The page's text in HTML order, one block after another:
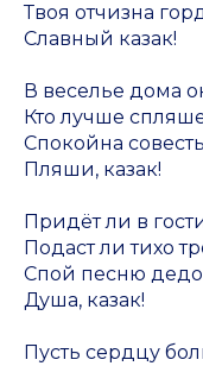
Твоя отчизна
Славный казак!
В веселье дома
Кто лучше
Спокойна
Пляши, казак!
Придёт ли в
Подаст ли тихо
Спой песню
Душа, казак!
Пусть сердцу